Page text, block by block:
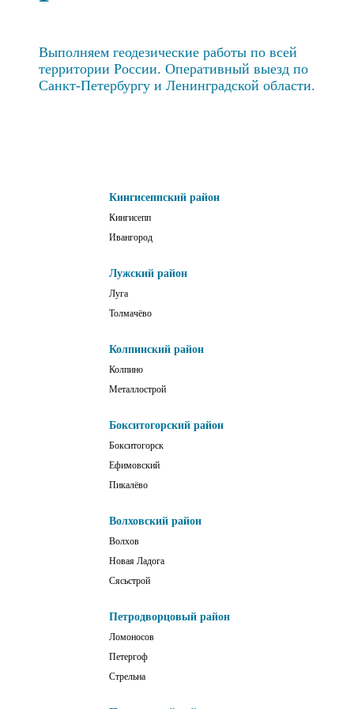
Выполняем геодезические работы по всей
территории России. Оперативный выезд по
Санкт-Петербургу и Ленинградской области.
Кингисеппский район
Кингисепп
Ивангород
Лужский район
Луга
Толмачёво
Колпинский район
Колпино
Металлострой
Бокситогорский район
Бокситогорск
Ефимовский
Пикалёво
Волховский район
Волхов
Новая Ладога
Сясьстрой
Петродворцовый район
Ломоносов
Петергоф
Стрельна